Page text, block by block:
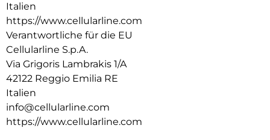
Italien
https://www.cellularline.com
Verantwortliche für die EU
Cellularline S.p.A.
Via Grigoris Lambrakis 1/A
42122 Reggio Emilia RE
Italien
info@cellularline.com
https://www.cellularline.com